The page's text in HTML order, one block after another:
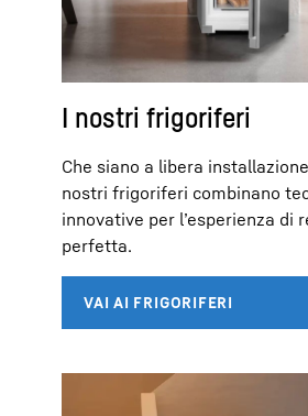
I nostri frigoriferi
Che siano a libera
nostri frigoriferi combinano
innovative per l’esperienza di
perfetta.